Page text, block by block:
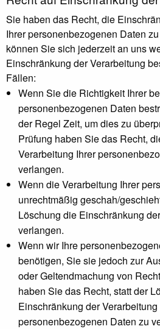
Sie haben das Recht, die
Ihrer personenbezogenen Daten
können Sie sich jederzeit an uns
Einschränkung der Verarbeitung
Fällen:
Wenn Sie die Richtigkeit Ihrer
personenbezogenen Daten
der Regel Zeit, um dies zu
Prüfung haben Sie das Recht,
Verarbeitung Ihrer
verlangen.
Wenn die Verarbeitung Ihrer
unrechtmäßig geschah/
Löschung die Einschränkung
verlangen.
Wenn wir Ihre
benötigen, Sie sie jedoch zur
oder Geltendmachung von
haben Sie das Recht, statt der
Einschränkung der Verarbeitung
personenbezogenen Daten zu